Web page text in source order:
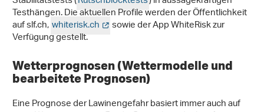
Testhängen. Die aktuellen Profile werden der Öffentlichkeit
auf slf.ch,whiterisk.ch sowie der App WhiteRisk zur
Verfügung gestellt.
Wetterprognosen (Wettermodelle und
bearbeitete Prognosen)
Eine Prognose der Lawinengefahr basiert immer auch auf